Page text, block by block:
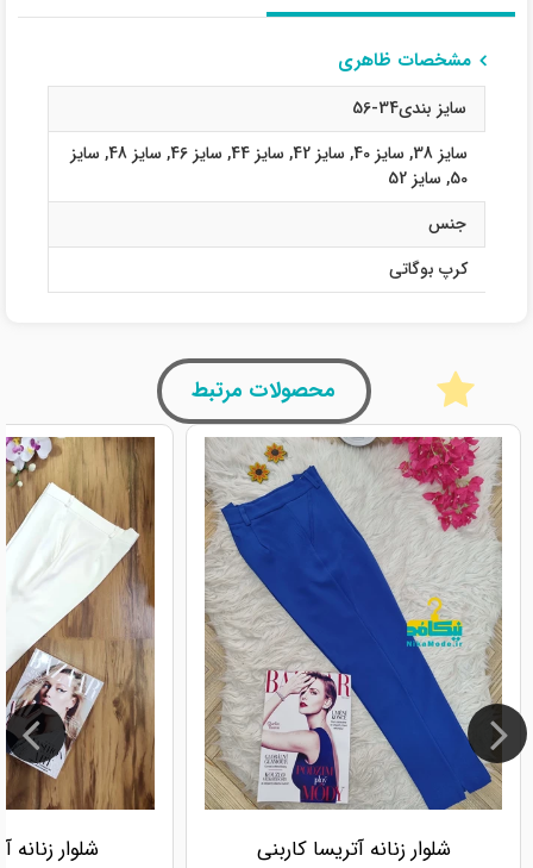
مشخصات ظاهری
سایز بندی34-56
سایز 38
, سایز 40 , سایز 42 , سایز 44 , سایز 46 , سایز 48 , سایز
50
, سایز 52
جنس
کرپ بوگاتی
محصولات مرتبط
شلوار زنانه آتریسا کاربنی شلوار زنانه